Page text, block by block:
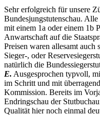
Sehr erfolgreich für unsere
Bundesjungstutenschau.
mit einem 1a oder einem 1b
Anwartschaft auf die
Preisen waren allesamt auch
Sieger-, oder
natürlich die
E. Ausgesprochen typvoll,
im Schritt und mit
Kommission. Bereits im
Endringschau der
Qualität hier noch einmal